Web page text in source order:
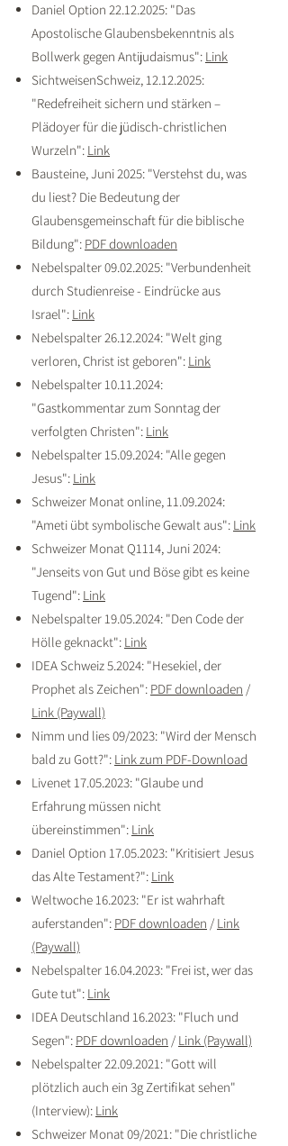
Daniel Option 22.12.2025: "Das
Apostolische Glaubensbekenntnis als
Bollwerk gegen Antijudaismus": Link
SichtweisenSchweiz,12.12.2025:
"Redefreiheit sichern und stärken –
Plädoyer für die jüdisch-christlichen
Wurzeln": Link
Bausteine, Juni 2025: "Verstehst du, was
du liest? Die Bedeutung der
Glaubensgemeinschaft für die biblische
Bildung": PDF downloaden
Nebelspalter09.02.2025: "Verbundenheit
durch Studienreise - Eindrücke aus
Israel": Link
Nebelspalter26.12.2024: "Welt ging
verloren, Christ ist geboren": Link
Nebelspalter10.11.2024:
"Gastkommentar zum Sonntag der
verfolgten Christen": Link
Nebelspalter15.09.2024: "Alle gegen
Jesus": Link
Schweizer Monat online,11.09.2024:
"Ameti übt symbolische Gewalt aus": Link
Schweizer Monat Q1114, Juni 2024:
"Jenseits von Gut und Böse gibt es keine
Tugend": Link
Nebelspalter19.05.2024: "Den Code der
Hölle geknackt": Link
IDEA Schweiz 5.2024: "Hesekiel, der
Prophet als Zeichen": PDF downloaden /
Link (Paywall)
Nimm und lies 09/2023: "Wird der Mensch
bald zu Gott?": Link zum PDF-Download
Livenet17.05.2023: "Glaube und
Erfahrung müssen nicht
übereinstimmen": Link
Daniel Option 17.05.2023: "Kritisiert Jesus
das Alte Testament?": Link
Weltwoche 16.2023: "Er ist wahrhaft
auferstanden": PDF downloaden / Link
(Paywall)
Nebelspalter16.04.2023: "Frei ist, wer das
Gute tut": Link
IDEA Deutschland 16.2023: "Fluch und
Segen": PDF downloaden / Link (Paywall)
Nebelspalter22.09.2021: "Gott will
plötzlich auch ein 3g Zertifikat sehen"
(Interview): Link
Schweizer Monat 09/2021: "Die christliche